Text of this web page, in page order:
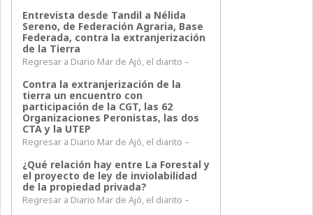
Entrevista desde Tandil a Nélida
Sereno, de Federación Agraria, Base
Federada, contra la extranjerización
de la Tierra
Regresar a Diario Mar de Ajó, el diarito –
Contra la extranjerización de la
tierra un encuentro con
participación de la CGT, las 62
Organizaciones Peronistas, las dos
CTA y la UTEP
Regresar a Diario Mar de Ajó, el diarito –
¿Qué relación hay entre La Forestal y
el proyecto de ley de inviolabilidad
de la propiedad privada?
Regresar a Diario Mar de Ajó, el diarito –